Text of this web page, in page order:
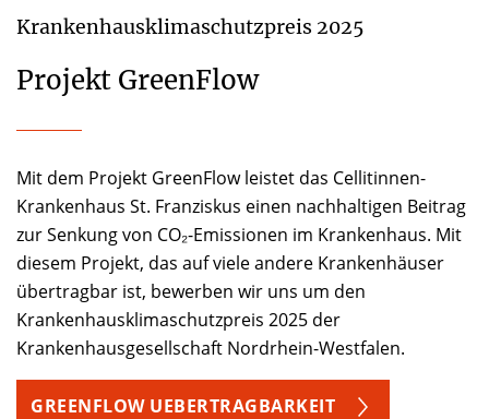
Krankenhausklimaschutzpreis 2025
Projekt GreenFlow
Mit dem Projekt GreenFlow leistet das Cellitinnen-
Krankenhaus St. Franziskus einen nachhaltigen Beitrag
zur Senkung von CO₂-Emissionen im Krankenhaus. Mit
diesem Projekt, das auf viele andere Krankenhäuser
übertragbar ist, bewerben wir uns um den
Krankenhausklimaschutzpreis 2025 der
Krankenhausgesellschaft Nordrhein-Westfalen.
GREENFLOW UEBERTRAGBARKEIT